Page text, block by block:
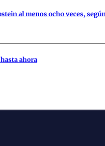
al menos ocho veces,
ahora